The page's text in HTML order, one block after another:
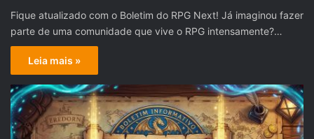
Fique atualizado com o Boletim do RPG Next! Já imaginou fazer
parte de uma comunidade que vive o RPG intensamente?…
Leia mais »